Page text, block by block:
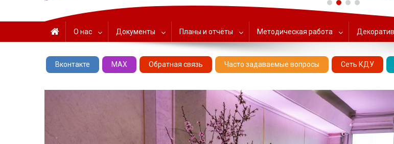
ГАУК «ЦНТ» – Севастопольский Центр
О нас Документы Планы и отчёты Методическая работа
Вконтакте MAX Обратная связь Часто задаваемые вопросы Сеть КДУ